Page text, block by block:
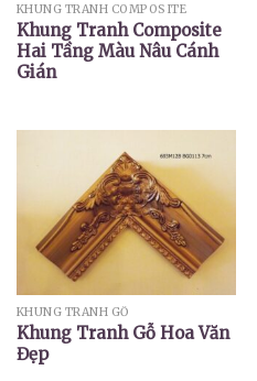
KHUNG TRANH COMPOSITE
Khung Tranh Composite
Hai Tầng Màu Nâu Cánh
Gián
KHUNG TRANH GỖ
Khung Tranh Gỗ Hoa Văn
Đẹp